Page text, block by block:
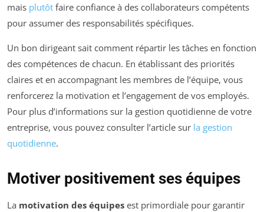
mais plutôt faire confiance à des collaborateurs compétents
pour assumer des responsabilités spécifiques.
Un bon dirigeant sait comment répartir les tâches en fonction
des compétences de chacun. En établissant des priorités
claires et en accompagnant les membres de l’équipe, vous
renforcerez la motivation et l’engagement de vos employés.
Pour plus d’informations sur la gestion quotidienne de votre
entreprise, vous pouvez consulter l’article sur la gestion
quotidienne.
Motiver positivement ses équipes
La motivation des équipes est primordiale pour garantir